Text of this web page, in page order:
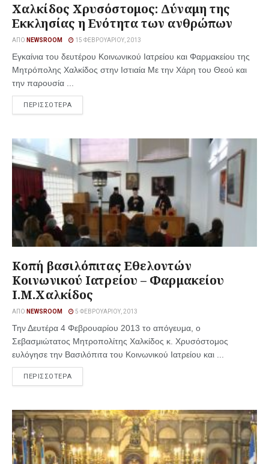
Χαλκίδος Χρυσόστομος: Δύναμη της
Εκκλησίας η Ενότητα των ανθρώπων
ΑΠΌ NEWSROOM 15 ΦΕΒΡΟΥΑΡΊΟΥ, 2013
Εγκαίνια του δευτέρου Κοινωνικού Ιατρείου και Φαρμακείου της
Μητρόπολης Χαλκίδος στην Ιστιαία Με την Χάρη του Θεού και
την παρουσία ...
ΠΕΡΙΣΣΟΤΕΡΑ
Κοπή βασιλόπιτας Εθελοντών
Κοινωνικού Ιατρείου – Φαρμακείου
Ι.Μ.Χαλκίδος
ΑΠΌ NEWSROOM 5 ΦΕΒΡΟΥΑΡΊΟΥ, 2013
Την Δευτέρα 4 Φεβρουαρίου 2013 το απόγευμα, ο
Σεβασμιώτατος Μητροπολίτης Χαλκίδος κ. Χρυσόστομος
ευλόγησε την Βασιλόπιτα του Κοινωνικού Ιατρείου και ...
ΠΕΡΙΣΣΟΤΕΡΑ